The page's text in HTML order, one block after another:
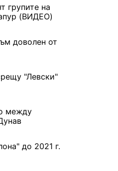
групите на
(ВИДЕО)
доволен от
"Левски"
между
до 2021 г.